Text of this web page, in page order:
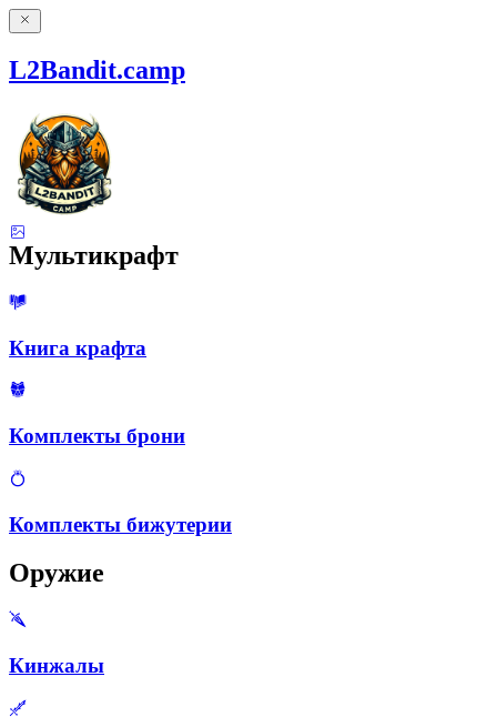
L2Bandit.camp
Мультикрафт
Книга крафта
Комплекты брони
Комплекты бижутерии
Оружие
Кинжалы